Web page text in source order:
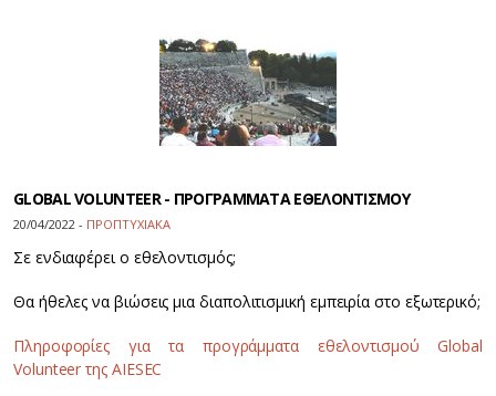
GLOBAL VOLUNTEER - ΠΡΟΓΡΑΜΜΑΤΑ ΕΘΕΛΟΝΤΙΣΜΟΥ
20/04/2022 - ΠΡΟΠΤΥΧΙΑΚΑ
Σε ενδιαφέρει ο εθελοντισμός;
Θα ήθελες να βιώσεις μια διαπολιτισμική εμπειρία στο εξωτερικό;
Πληροφορίες για τα προγράμματα εθελοντισμού Global
Volunteer της AIESEC